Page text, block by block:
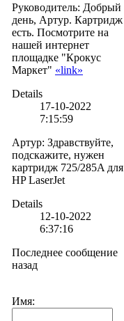
Руководитель: Добрый
день, Артур. Картридж
есть. Посмотрите на
нашей интернет
площадке "Крокус
Маркет" «link»
Details
17-10-2022
7:15:59
Артур: Здравствуйте,
подскажите, нужен
картридж 725/285A для
HP LaserJet
Details
12-10-2022
6:37:16
Последнее сообщение
назад
Имя: